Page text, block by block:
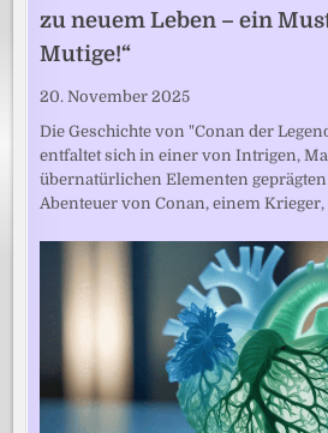
zu neuem Leben – ein
Mutige!“
20. November 2025
Die Geschichte von "Conan der
entfaltet sich in einer von Intrigen,
übernatürlichen Elementen geprägten
Abenteuer von Conan, einem